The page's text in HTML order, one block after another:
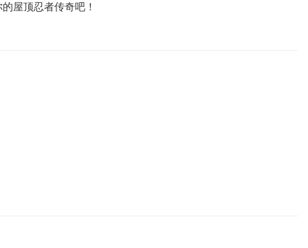
屋顶忍者传奇吧！